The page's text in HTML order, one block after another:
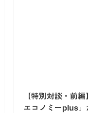
【特別対談・前
エコノミーplus